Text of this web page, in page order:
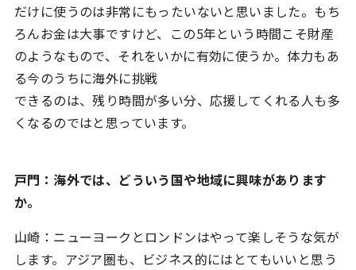
だけに使うのは非常にもったいないと思いました。もち
ろんお金は大事ですけど、この5年という時間こそ財産
のようなもので、それをいかに有効に使うか。体力もあ
る今のうちに海外に挑戦
できるのは、残り時間が多い分、応援してくれる人も多
くなるのではと思っています。
戸門：海外では、どういう国や地域に興味があります
か。
山崎：ニューヨークとロンドンはやって楽しそうな気が
します。アジア圏も、ビジネス的にはとてもいいと思う